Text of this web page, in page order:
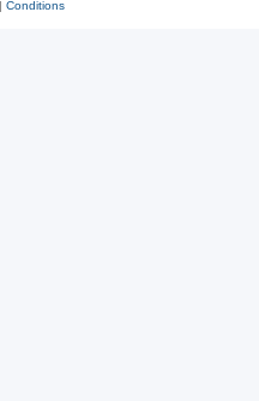
| Conditions